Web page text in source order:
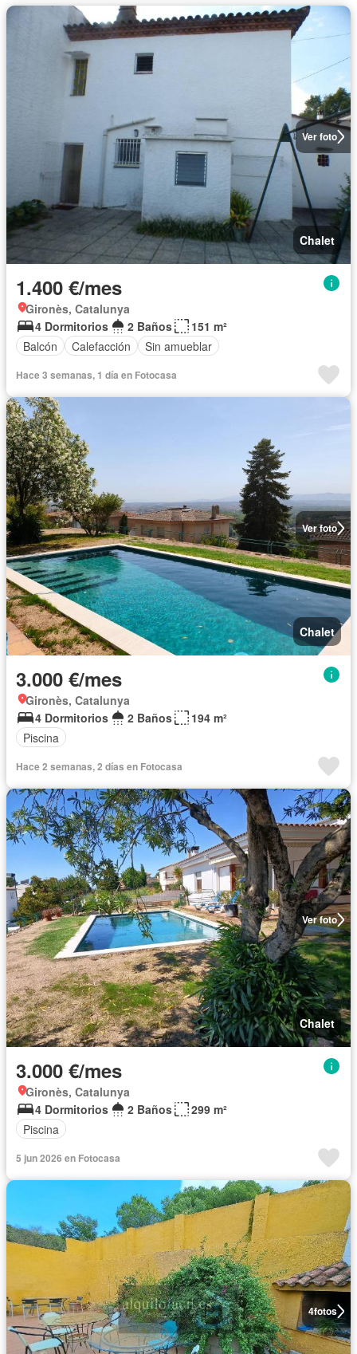
Ver foto
Chalet
1.400 €/mes
Gironès, Catalunya
4 Dormitorios
2 Baños
151 m²
Balcón
Calefacción Sin amueblar
Hace 3 semanas, 1 día en Fotocasa
Ver foto
Chalet
3.000 €/mes
Gironès, Catalunya
4 Dormitorios
2 Baños
194 m²
Piscina
Hace 2 semanas, 2 días en Fotocasa
Ver foto
Chalet
3.000 €/mes
Gironès, Catalunya
4 Dormitorios
2 Baños
299 m²
Piscina
5 jun 2026 en Fotocasa
4fotos